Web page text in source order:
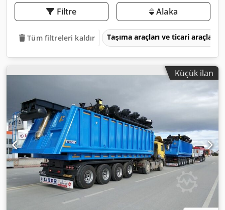
Filtre Alaka
Tüm filtreleri kaldır Taşıma araçları ve ticari araçlar
Küçük ilan